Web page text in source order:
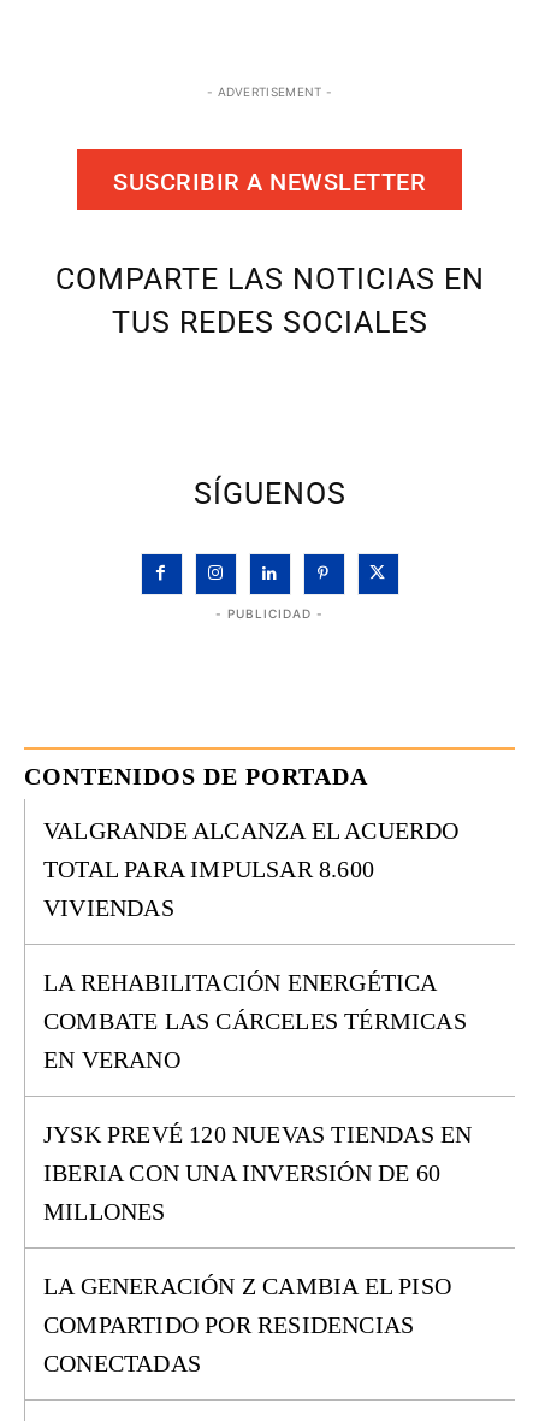
- ADVERTISEMENT -
SUSCRIBIR A NEWSLETTER
COMPARTE LAS NOTICIAS EN
TUS REDES SOCIALES
SÍGUENOS
- PUBLICIDAD -
CONTENIDOS DE PORTADA
VALGRANDE ALCANZA EL ACUERDO
TOTAL PARA IMPULSAR 8.600
VIVIENDAS
LA REHABILITACIÓN ENERGÉTICA
COMBATE LAS CÁRCELES TÉRMICAS
EN VERANO
JYSK PREVÉ 120 NUEVAS TIENDAS EN
IBERIA CON UNA INVERSIÓN DE 60
MILLONES
LA GENERACIÓN Z CAMBIA EL PISO
COMPARTIDO POR RESIDENCIAS
CONECTADAS